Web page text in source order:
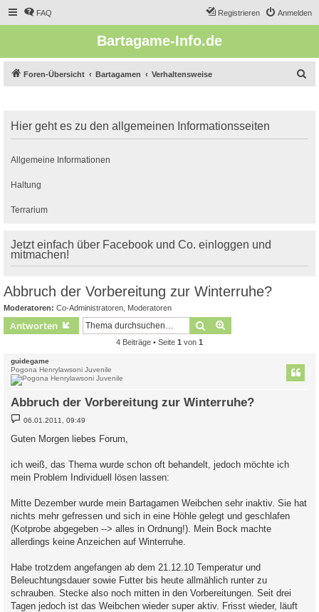
FAQ Anmelden
Registrieren
Bartagame-Info.de
Foren-Übersicht Bartagamen Verhaltensweise
e
Hier geht es zu den allgemeinen Informationsseiten
Allgemeine Informationen
Haltung
Terrarium
Jetzt einfach über Facebook und Co. einloggen und
mitmachen!
Abbruch der Vorbereitung zur Winterruhe?
Moderatoren: Co-Administratoren Moderatoren
Antworten Suche
4 Beiträge • Seite 1 von 1
guidegame
Pogona Henrylawsoni Juvenile
Abbruch der Vorbereitung zur Winterruhe?
B
e
t
g
06.01.2011, 09:49
Guten Morgen liebes Forum,
ich weiß, das Thema wurde schon oft behandelt, jedoch möchte ich
mein Problem Individuell lösen lassen:
Mitte Dezember wurde mein Bartagamen Weibchen sehr inaktiv. Sie hat
nichts mehr gefressen und sich in eine Höhle gelegt und geschlafen
(Kotprobe abgegeben --> alles in Ordnung!). Mein Bock machte
allerdings keine Anzeichen auf Winterruhe.
Habe trotzdem angefangen ab dem 21.12.10 Temperatur und
Beleuchtungsdauer sowie Futter bis heute allmählich runter zu
schrauben. Stecke also noch mitten in den Vorbereitungen. Seit drei
Tagen jedoch ist das Weibchen wieder super aktiv. Frisst wieder, läuft